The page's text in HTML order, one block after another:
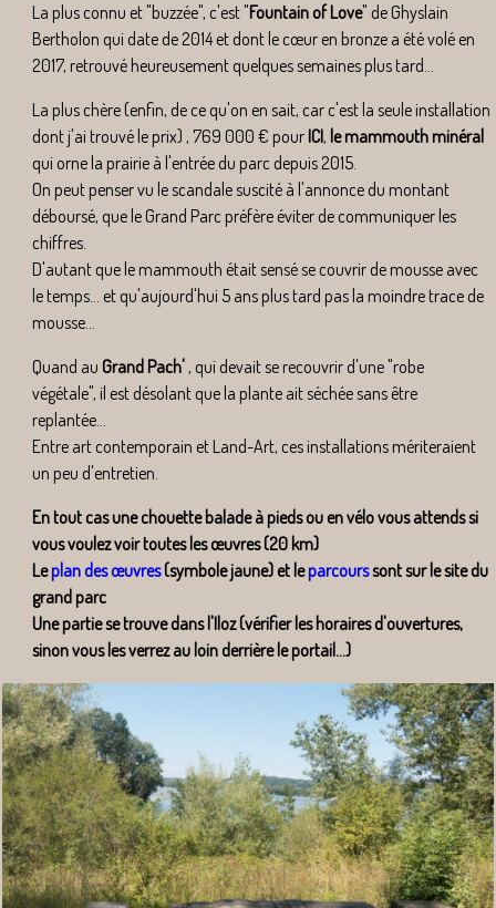
La plus connu et "buzzée", c'est "Fountain of Love" de Ghyslain
Bertholon qui date de 2014 et dont le cœur en bronze a été volé en
2017, retrouvé heureusement quelques semaines plus tard...
La plus chère (enfin, de ce qu'on en sait, car c'est la seule installation
dont j'ai trouvé le prix) , 769 000 € pour ICI, le mammouth minéral
qui orne la prairie à l'entrée du parc depuis 2015.
On peut penser vu le scandale suscité à l'annonce du montant
déboursé, que le Grand Parc préfère éviter de communiquer les
chiffres.
D'autant que le mammouth était sensé se couvrir de mousse avec
le temps... et qu'aujourd'hui 5 ans plus tard pas la moindre trace de
mousse...
Quand au Grand Pach', qui devait se recouvrir d'une "robe
végétale", il est désolant que la plante ait séchée sans être
replantée...
Entre art contemporain et Land-Art, ces installations mériteraient
un peu d'entretien.
En tout cas une chouette balade à pieds ou en vélo vous attends si
vous voulez voir toutes les œuvres (20 km)
Leplan des œuvres(symbole jaune) et leparcourssont sur le site du
grand parc
Une partie se trouve dans l'Iloz (vérifier les horaires d'ouvertures,
sinon vous les verrez au loin derrière le portail...)